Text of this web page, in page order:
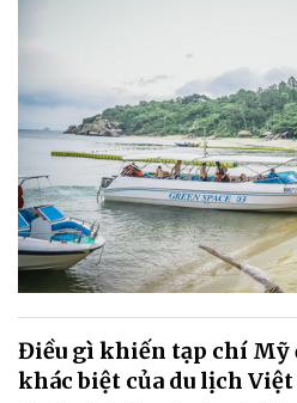
Điều gì khiến tạp chí Mỹ
khác biệt của du lịch Việt